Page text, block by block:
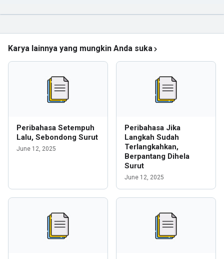
Karya lainnya yang mungkin Anda suka
Peribahasa Setempuh
Lalu, Sebondong Surut
June 12, 2025
Peribahasa Jika
Langkah Sudah
Terlangkahkan,
Berpantang Dihela
Surut
June 12, 2025